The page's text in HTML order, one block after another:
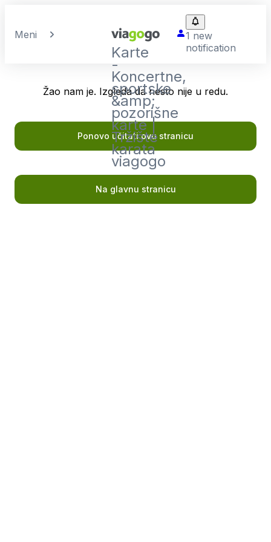
Meni
Karte
-
Koncertne,
sportske
&amp;
pozorišne
karte |
Tržište
karata
viagogo
1 new
notification
Žao nam je. Izgleda da nesto nije u redu.
Ponovo učitati ovu stranicu
Na glavnu stranicu